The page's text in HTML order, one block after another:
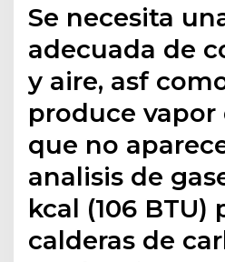
Se necesita
adecuada de
y aire, asf
produce vapor
que no
analisis de
kcal (106 BTU)
calderas de